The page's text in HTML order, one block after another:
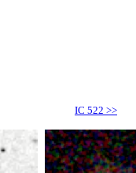
IC 522 >>